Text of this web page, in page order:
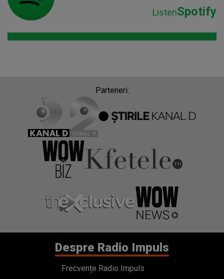
ListenSpotify
Parteneri:
Despre Radio Impuls
Frecvențe Radio Impuls